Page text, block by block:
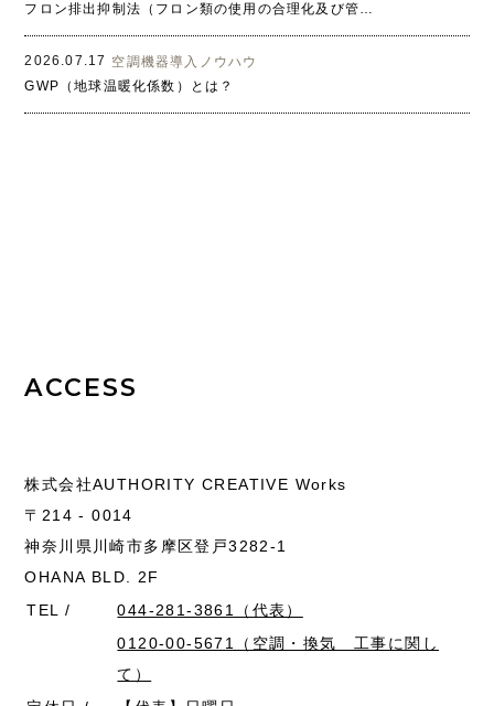
フロン排出抑制法（フロン類の使用の合理化及び管理の適正化に関する法律）とは？
2026.07.17 空調機器導入ノウハウ
GWP（地球温暖化係数）とは？
ACCESS
株式会社AUTHORITY CREATIVE Works
〒214 - 0014
神奈川県川崎市多摩区登戸3282-1
OHANA BLD. 2F
TEL /
044-281-3861（代表）
0120-00-5671（空調・換気 工事に関し
て）